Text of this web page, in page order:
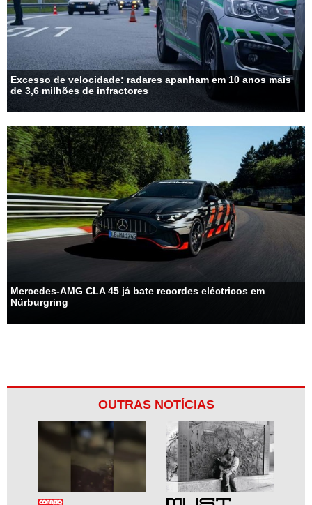
Excesso de velocidade: radares apanham em 10 anos mais
de 3,6 milhões de infractores
Mercedes-AMG CLA 45 já bate recordes eléctricos em
Nürburgring
OUTRAS NOTÍCIAS